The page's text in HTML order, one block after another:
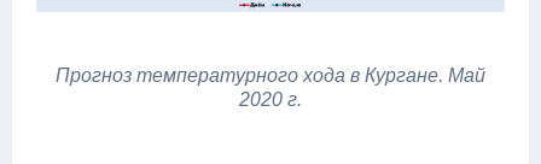
Прогноз температурного хода в Кургане. Май
2020 г.